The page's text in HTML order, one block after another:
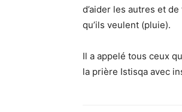
d’aider les autres et
qu’ils veulent (pluie).
Il a appelé tous ceux
la prière Istisqa avec